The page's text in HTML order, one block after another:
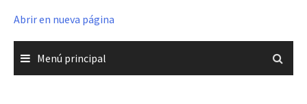
Abrir en nueva página
Menú principal